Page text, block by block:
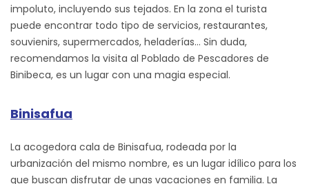
impoluto, incluyendo sus tejados. En la zona el turista
puede encontrar todo tipo de servicios, restaurantes,
souvienirs, supermercados, heladerías… Sin duda,
recomendamos la visita al Poblado de Pescadores de
Binibeca, es un lugar con una magia especial.
Binisafua
La acogedora cala de Binisafua, rodeada por la
urbanización del mismo nombre, es un lugar idílico para los
que buscan disfrutar de unas vacaciones en familia. La